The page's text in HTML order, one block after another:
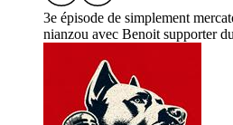
3e épisode de simplement
nianzou avec Benoit supporter